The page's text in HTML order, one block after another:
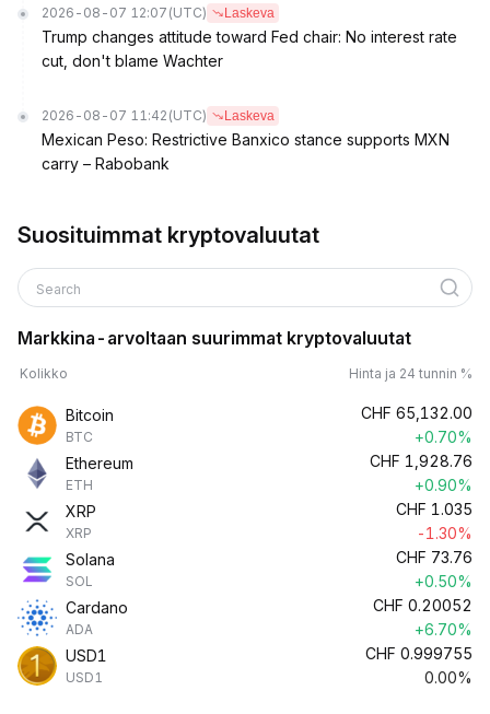
2026-08-07 12:07 (UTC) Laskeva
Trump changes attitude toward Fed chair: No interest rate
cut, don't blame Wachter
2026-08-07 11:42 (UTC) Laskeva
Mexican Peso: Restrictive Banxico stance supports MXN
carry – Rabobank
Suosituimmat kryptovaluutat
Search
Markkina-arvoltaan suurimmat kryptovaluutat
Kolikko Hinta ja 24 tunnin %
Bitcoin
BTC
CHF 65,132.00
+0.70%
Ethereum
ETH
CHF 1,928.76
+0.90%
XRP
XRP
CHF 1.035
-1.30%
Solana
SOL
CHF 73.76
+0.50%
Cardano
ADA
CHF 0.20052
+6.70%
USD1
USD1
CHF 0.999755
0.00%